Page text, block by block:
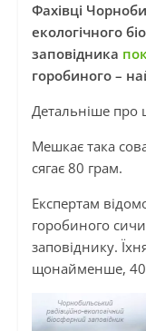
Фахівці
екологічного
заповідника
горобиного –
Детальніше про
Мешкає така
сягає 80 грам.
Експертам
горобиного
заповіднику.
щонайменше, 40